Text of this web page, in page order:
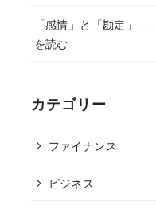
「感情」と「勘定」
を読む
カテゴリー
ファイナンス
ビジネス